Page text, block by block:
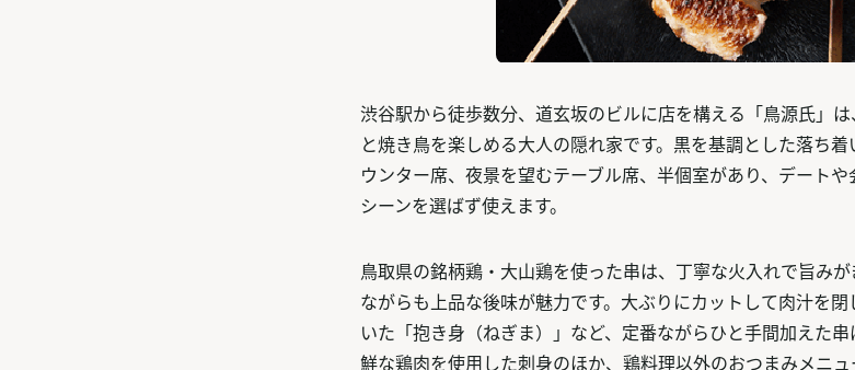
渋谷駅から徒歩数分、道玄坂のビルに店を構える「鳥源氏」
と焼き鳥を楽しめる大人の隠れ家です。黒を基調とした落ち
ウンター席、夜景を望むテーブル席、半個室があり、デートや
シーンを選ばず使えます。
鳥取県の銘柄鶏・大山鶏を使った串は、丁寧な火入れで旨み
ながらも上品な後味が魅力です。大ぶりにカットして肉汁を
いた「抱き身（ねぎま）」など、定番ながらひと手間加えた
鮮な鶏肉を使用した刺身のほか、鶏料理以外のおつまみメニ